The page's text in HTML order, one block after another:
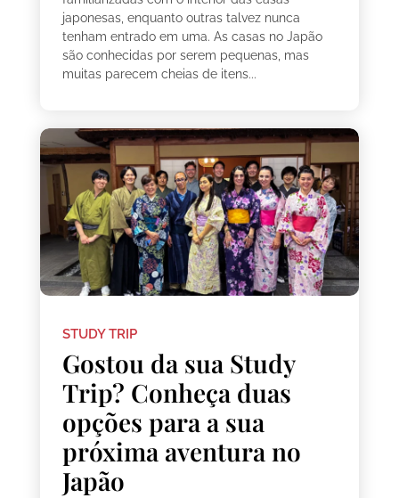
japonesas, enquanto outras talvez nunca
tenham entrado em uma. As casas no Japão
são conhecidas por serem pequenas, mas
muitas parecem cheias de itens...
STUDY TRIP
Gostou da sua Study
Trip? Conheça duas
opções para a sua
próxima aventura no
Japão